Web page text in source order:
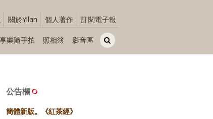
關於Yilan 個人著作 訂閱電子報
享樂隨手拍 照相簿 影音區
公告欄
簡體新版。《紅茶經》